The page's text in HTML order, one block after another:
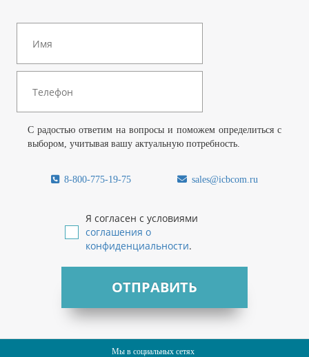
С радостью ответим на вопросы и поможем определиться с
выбором, учитывая вашу актуальную потребность.
8-800-775-19-75 sales@icbcom.ru
Я согласен с условиями
соглашения о
конфиденциальности.
ОТПРАВИТЬ
Мы в социальных сетях